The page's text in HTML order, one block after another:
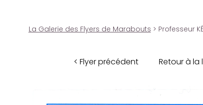
La Galerie des Flyers de Marabouts > Professeur
< Flyer précédent Retour à la